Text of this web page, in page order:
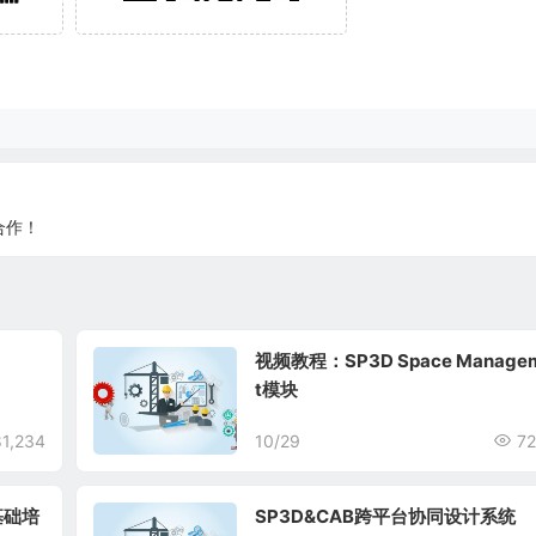
！
视频教程：SP3D Space Managemen
t模块
10/29
培 SP3D&CAB跨平台协同设计系统